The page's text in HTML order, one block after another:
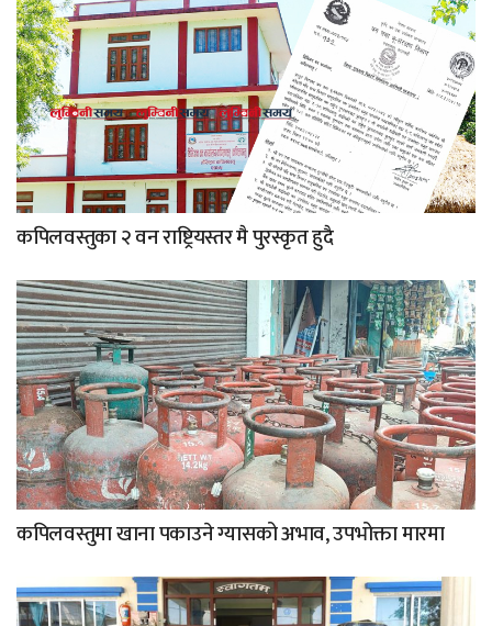
कपिलवस्तुका २ वन राष्ट्रियस्तर मै पुरस्कृत हुदै
कपिलवस्तुमा खाना पकाउने ग्यासको अभाव, उपभोक्ता मारमा